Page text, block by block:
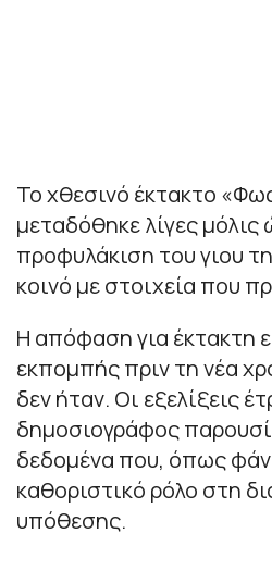
Το χθεσινό έκτακτο
μεταδόθηκε λίγες μόλις
προφυλάκιση του γιου
κοινό με στοιχεία που
Η απόφαση για έκτακτη
εκπομπής πριν τη νέα
δεν ήταν. Οι εξελίξεις
δημοσιογράφος
δεδομένα που, όπως
καθοριστικό ρόλο στη
υπόθεσης.